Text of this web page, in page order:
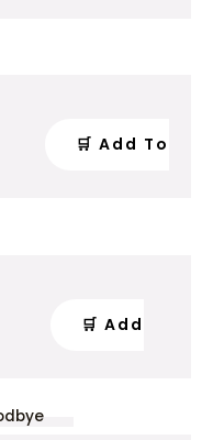
🛒 Add To
🛒 Add